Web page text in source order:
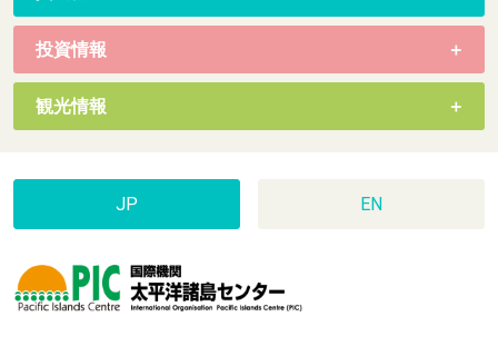
投資情報
観光情報
JP EN